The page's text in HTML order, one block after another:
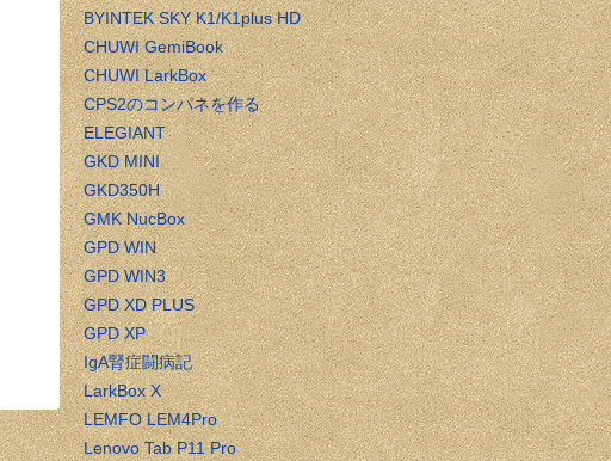
BYINTEK SKY K1/K1plus HD
CHUWI GemiBook
CHUWI LarkBox
CPS2のコンパネを作る
ELEGIANT
GKD MINI
GKD350H
GMK NucBox
GPD WIN
GPD WIN3
GPD XD PLUS
GPD XP
IgA腎症闘病記
LarkBox X
LEMFO LEM4Pro
Lenovo Tab P11 Pro